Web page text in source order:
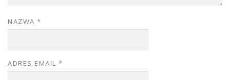
NAZWA *
ADRES EMAIL *